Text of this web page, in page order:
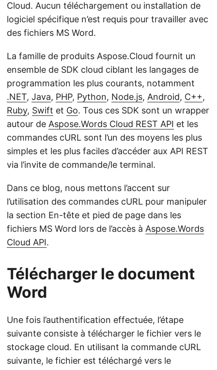
Cloud. Aucun téléchargement ou installation de
logiciel spécifique n’est requis pour travailler avec
des fichiers MS Word.
La famille de produits Aspose.Cloud fournit un
ensemble de SDK cloud ciblant les langages de
programmation les plus courants, notamment
.NET, Java, PHP, Python, Node.js, Android, C++,
Ruby, Swift et Go. Tous ces SDK sont un wrapper
autour de Aspose.Words Cloud REST API et les
commandes cURL sont l’un des moyens les plus
simples et les plus faciles d’accéder aux API REST
via l’invite de commande/le terminal.
Dans ce blog, nous mettons l’accent sur
l’utilisation des commandes cURL pour manipuler
la section En-tête et pied de page dans les
fichiers MS Word lors de l’accès à Aspose.Words
Cloud API.
Télécharger le document
Word
Une fois l’authentification effectuée, l’étape
suivante consiste à télécharger le fichier vers le
stockage cloud. En utilisant la commande cURL
suivante, le fichier est téléchargé vers le